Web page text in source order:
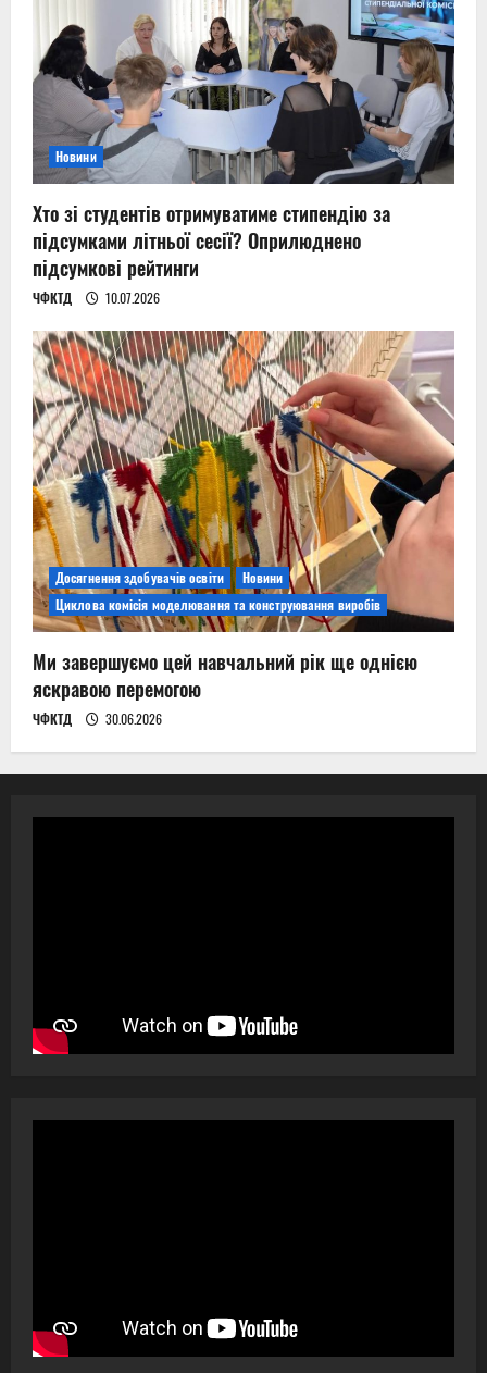
Новини
Хто зі студентів отримуватиме стипендію за
підсумками літньої сесії? Оприлюднено
підсумкові рейтинги
ЧФКТД 10.07.2026
Досягнення здобувачів освіти
Новини
Циклова комісія моделювання та конструювання виробів
Ми завершуємо цей навчальний рік ще однією
яскравою перемогою
ЧФКТД 30.06.2026